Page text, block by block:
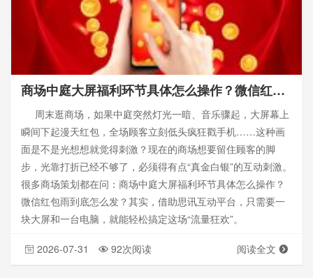
商场中庭大屏福利环节具体怎么操作？微信红包雨怎么发——思讯互动
周末逛商场，如果中庭突然灯光一暗、音乐骤起，大屏幕上
瞬间下起漫天红包，全场顾客立刻低头疯狂戳手机……这种画
面是不是光想想就觉得刺激？现在的商场想要留住顾客的脚
步，光靠打折已经不够了，必须得有点“真金白银”的互动刺激。
很多商场策划都在问：商场中庭大屏福利环节具体怎么操作？
微信红包雨到底怎么发？其实，借助思讯互动平台，只需要一
块大屏和一台电脑，就能轻松搞定这场“流量狂欢”。
2026-07-31 92次阅读 阅读全文